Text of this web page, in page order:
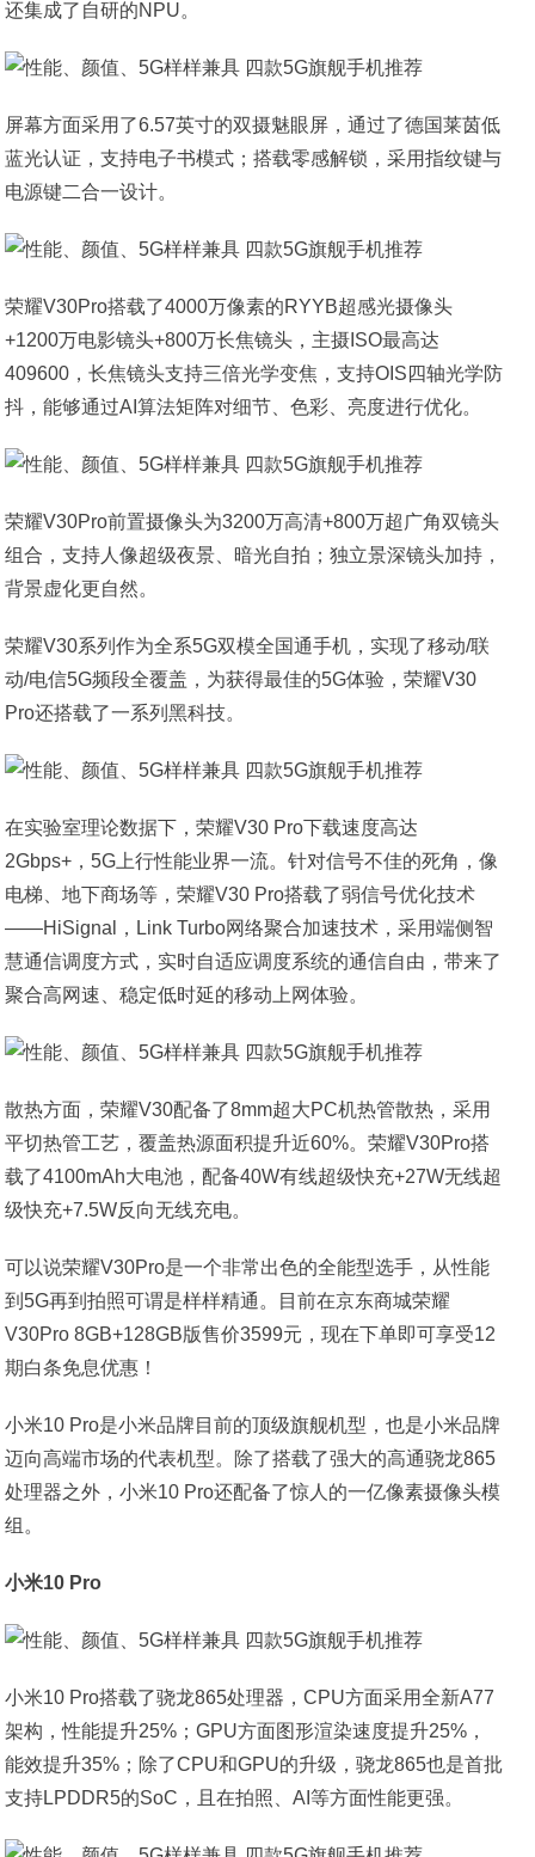
还集成了自研的NPU。
屏幕方面采用了6.57英寸的双摄魅眼屏，通过了德国莱茵低
蓝光认证，支持电子书模式；搭载零感解锁，采用指纹键与
电源键二合一设计。
荣耀V30Pro搭载了4000万像素的RYYB超感光摄像头
+1200万电影镜头+800万长焦镜头，主摄ISO最高达
409600，长焦镜头支持三倍光学变焦，支持OIS四轴光学防
抖，能够通过AI算法矩阵对细节、色彩、亮度进行优化。
荣耀V30Pro前置摄像头为3200万高清+800万超广角双镜头
组合，支持人像超级夜景、暗光自拍；独立景深镜头加持，
背景虚化更自然。
荣耀V30系列作为全系5G双模全国通手机，实现了移动/联
动/电信5G频段全覆盖，为获得最佳的5G体验，荣耀V30
Pro还搭载了一系列黑科技。
在实验室理论数据下，荣耀V30 Pro下载速度高达
2Gbps+，5G上行性能业界一流。针对信号不佳的死角，像
电梯、地下商场等，荣耀V30 Pro搭载了弱信号优化技术
——HiSignal，Link Turbo网络聚合加速技术，采用端侧智
慧通信调度方式，实时自适应调度系统的通信自由，带来了
聚合高网速、稳定低时延的移动上网体验。
散热方面，荣耀V30配备了8mm超大PC机热管散热，采用
平切热管工艺，覆盖热源面积提升近60%。荣耀V30Pro搭
载了4100mAh大电池，配备40W有线超级快充+27W无线超
级快充+7.5W反向无线充电。
可以说荣耀V30Pro是一个非常出色的全能型选手，从性能
到5G再到拍照可谓是样样精通。目前在京东商城荣耀
V30Pro 8GB+128GB版售价3599元，现在下单即可享受12
期白条免息优惠！
小米10 Pro是小米品牌目前的顶级旗舰机型，也是小米品牌
迈向高端市场的代表机型。除了搭载了强大的高通骁龙865
处理器之外，小米10 Pro还配备了惊人的一亿像素摄像头模
组。
小米10 Pro
小米10 Pro搭载了骁龙865处理器，CPU方面采用全新A77
架构，性能提升25%；GPU方面图形渲染速度提升25%，
能效提升35%；除了CPU和GPU的升级，骁龙865也是首批
支持LPDDR5的SoC，且在拍照、AI等方面性能更强。